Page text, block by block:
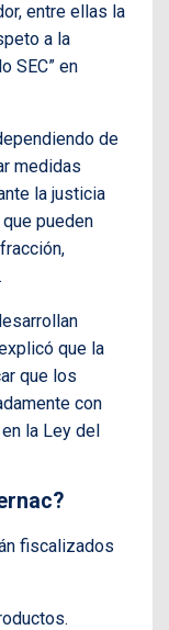
entre ellas la
a la
SEC” en
de
medidas
la justicia
pueden
que la
que los
con
la Ley del
fiscalizados